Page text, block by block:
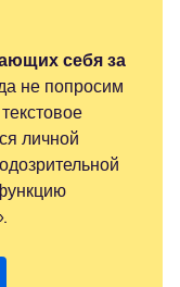
себя за
не попросим
личной